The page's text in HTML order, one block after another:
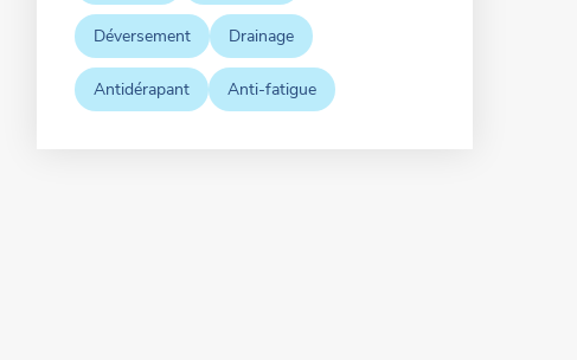
Déversement Drainage
Antidérapant Anti-fatigue